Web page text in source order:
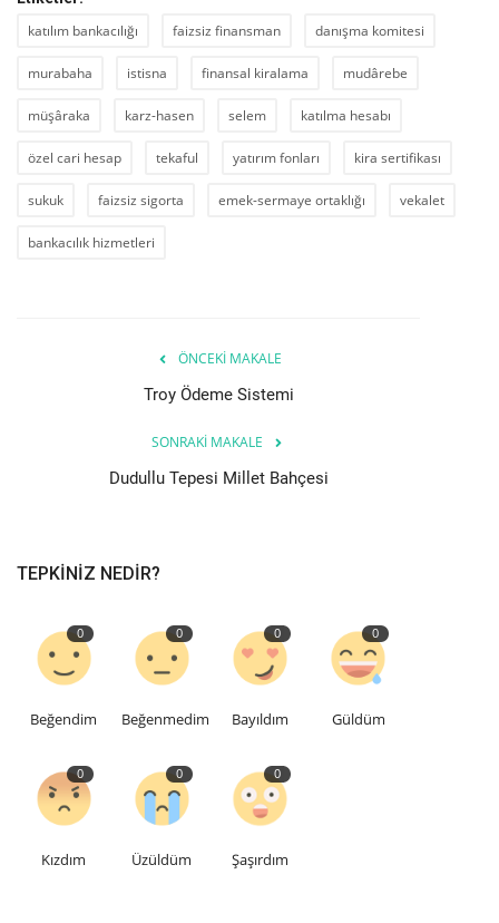
katılım bankacılığı faizsiz finansman danışma komitesi
murabaha istisna finansal kiralama mudârebe
müşâraka karz-hasen selem katılma hesabı
özel cari hesap tekaful yatırım fonları kira sertifikası
sukuk faizsiz sigorta emek-sermaye ortaklığı vekalet
bankacılık hizmetleri
ÖNCEKI MAKALE
Troy Ödeme Sistemi
SONRAKI MAKALE
Dudullu Tepesi Millet Bahçesi
TEPKINIZ NEDIR?
0
Beğendim
0
Beğenmedim
0
Bayıldım
0
Güldüm
0
Kızdım
0
Üzüldüm
0
Şaşırdım